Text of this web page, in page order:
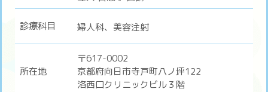
診療科目 婦人科、美容注射
所在地
〒617-0002
京都府向日市寺戸町八ノ坪122
洛西口クリニックビル３階